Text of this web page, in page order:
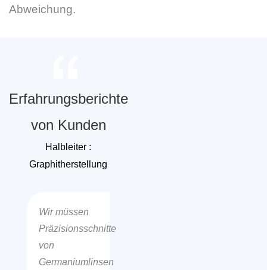
Abweichung.
Erfahrungsberichte
von Kunden
Halbleiter :
Graphitherstellung
Wir müssen
Präzisionsschnitte
von
Germaniumlinsen